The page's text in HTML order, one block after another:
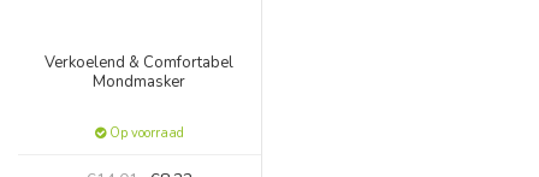
Verkoelend & Comfortabel
Mondmasker
Op voorraad